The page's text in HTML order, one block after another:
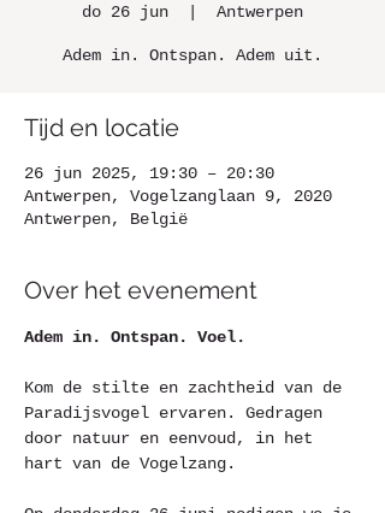
do 26 jun Antwerpen
Adem in. Ontspan. Adem uit.
Tijd en locatie
26 jun 2025, 19:30 – 20:30
Antwerpen, Vogelzanglaan 9, 2020
Antwerpen, België
Over het evenement
Adem in. Ontspan. Voel.
Kom de stilte en zachtheid van de
Paradijsvogel ervaren. Gedragen
door natuur en eenvoud, in het
hart van de Vogelzang.